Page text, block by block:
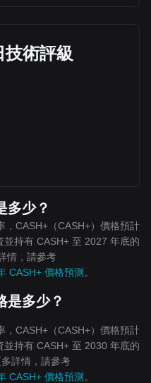
技術評級
多少？
CASH+（CASH+）價格預計
持有 CASH+ 至 2027 年底的
情，請參考
CASH+ 價格預測 。
是多少？
CASH+（CASH+）價格預計
持有 CASH+ 至 2030 年底的
詳情，請參考
CASH+ 價格預測 。